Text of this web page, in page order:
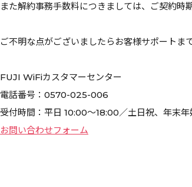
また解約事務手数料につきましては、ご契約時
ご不明な点がございましたらお客様サポートま
FUJI WiFiカスタマーセンター
電話番号： 0570-025-006
受付時間：平日 10:00～18:00／土日祝、年末
お問い合わせフォーム